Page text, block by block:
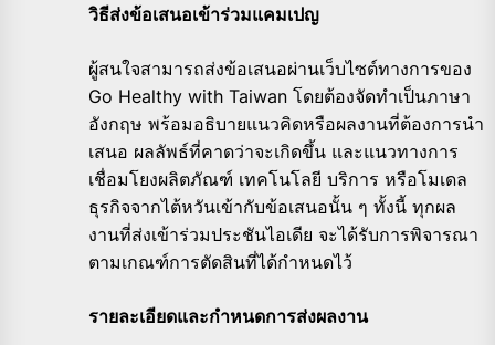
วิธีส่งข้อเสนอเข้าร่วมแคมเปญ
ผู้สนใจสามารถส่งข้อเสนอผ่านเว็บไซต์ทางการของ
Go Healthy with Taiwan โดยต้องจัดทำเป็นภาษา
อังกฤษ พร้อมอธิบายแนวคิดหรือผลงานที่ต้องการนำ
เสนอ ผลลัพธ์ที่คาดว่าจะเกิดขึ้น และแนวทางการ
เชื่อมโยงผลิตภัณฑ์ เทคโนโลยี บริการ หรือโมเดล
ธุรกิจจากไต้หวันเข้ากับข้อเสนอนั้น ๆ ทั้งนี้ ทุกผล
งานที่ส่งเข้าร่วมประชันไอเดีย จะได้รับการพิจารณา
ตามเกณฑ์การตัดสินที่ได้กำหนดไว้
รายละเอียดและกำหนดการส่งผลงาน